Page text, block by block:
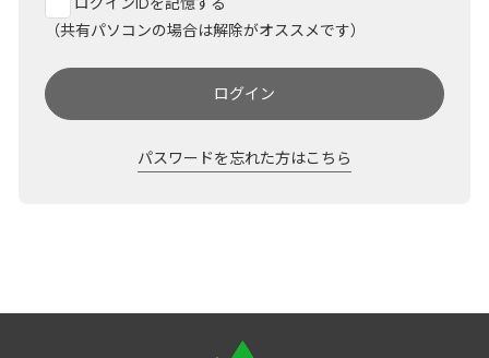
（共有パソコンの場合は解除がオススメです）
ログイン
パスワードを忘れた方はこちら